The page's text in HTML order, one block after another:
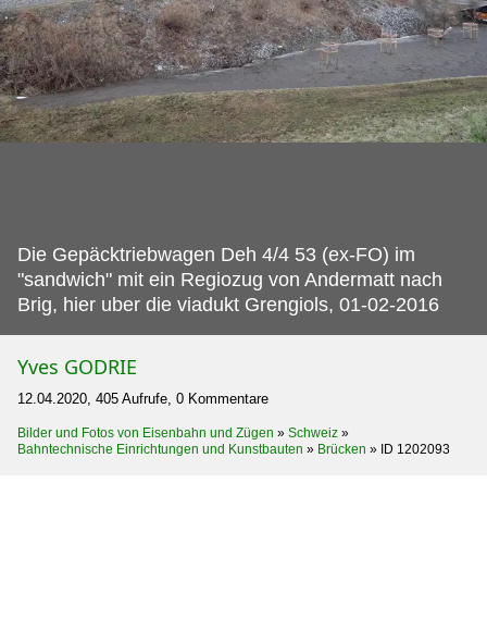
Die Gepäcktriebwagen Deh 4/4 53 (ex-FO) im
"sandwich" mit ein Regiozug von Andermatt nach
Brig, hier uber die viadukt Grengiols, 01-02-2016
Yves GODRIE
12.04.2020, 405 Aufrufe, 0 Kommentare
Bilder und Fotos von Eisenbahn und Zügen » Schweiz »
Bahntechnische Einrichtungen und Kunstbauten » Brücken » ID 1202093